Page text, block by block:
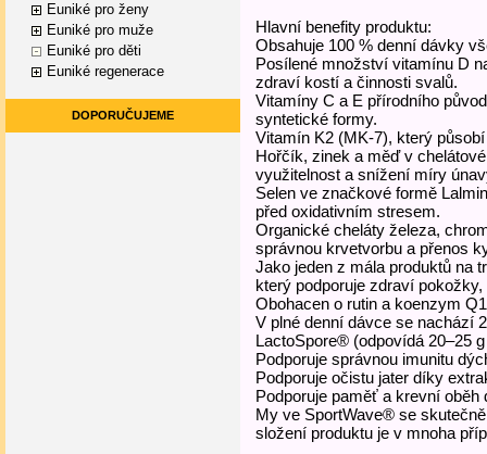
Euniké pro ženy
Euniké pro muže
Euniké pro děti
Euniké regenerace
DOPORUČUJEME
Hlavní benefity produktu:
Obsahuje 100 % denní dávky
Posílené množství vitamínu D
zdraví kostí a činnosti svalů.
Vitamíny C a E přírodního
syntetické formy.
Vitamín K2 (MK-7), který
Hořčík, zinek a měď v
využitelnost a snížení míry
Selen ve značkové formě
před oxidativním stresem.
Organické cheláty železa,
správnou krvetvorbu a přenos
Jako jeden z mála produktů na
který podporuje zdraví
Obohacen o rutin a koenzym
V plné denní dávce se nachází
LactoSpore® (odpovídá 20–25
Podporuje správnou imunitu
Podporuje očistu jater díky
Podporuje paměť a krevní
My ve SportWave® se
složení produktu je v mnoha